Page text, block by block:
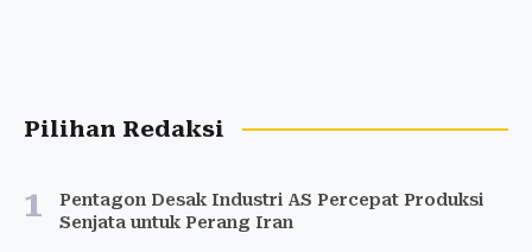
Pilihan Redaksi
1
Pentagon Desak Industri AS Percepat Produksi
Senjata untuk Perang Iran